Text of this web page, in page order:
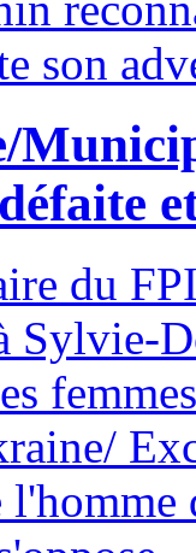
du
Sylvie-